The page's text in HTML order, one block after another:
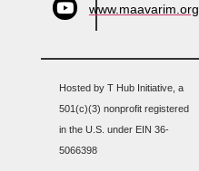
www.maavarim.org
Hosted by T Hub Initiative, a
501(c)(3) nonprofit registered
in the U.S. under EIN 36-
5066398